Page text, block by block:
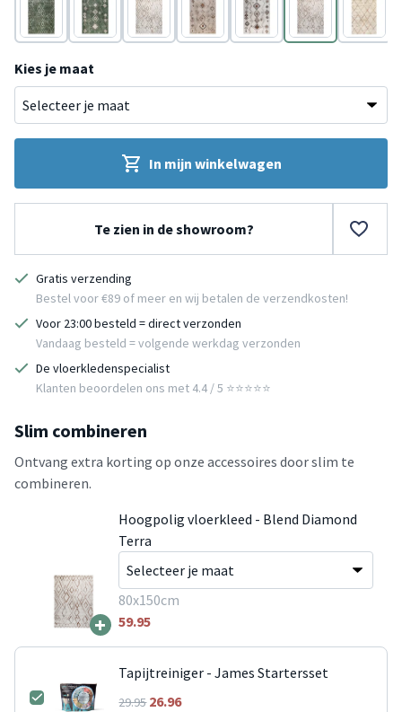
Groen Groen Beige Beige Oranje Oranje Crème
Kies je maat
In mijn winkelwagen
Te zien in de showroom?
Gratis verzending
Bestel voor €89 of meer en wij betalen de verzendkosten!
Voor 23:00 besteld = direct verzonden
Vandaag besteld = volgende werkdag verzonden
De vloerkledenspecialist
Klanten beoordelen ons met 4.4 / 5 ⭐⭐⭐⭐⭐
Slim combineren
Ontvang extra korting op onze accessoires door slim te
combineren.
+
Hoogpolig vloerkleed - Blend Diamond
Terra
80x150cm
59.95
Tapijtreiniger - James Startersset
29.9526.96